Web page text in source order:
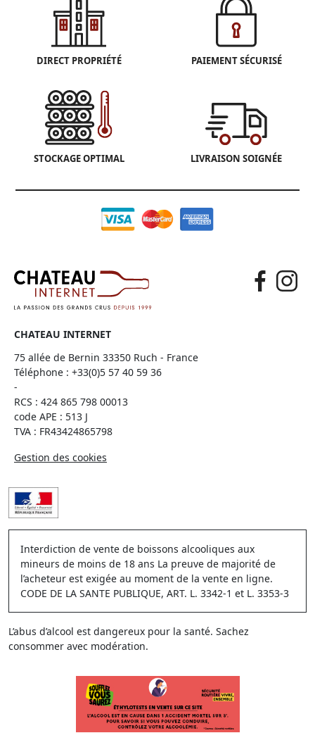
DIRECT PROPRIÉTÉ PAIEMENT SÉCURISÉ
STOCKAGE OPTIMAL LIVRAISON SOIGNÉE
CHATEAU INTERNET
75 allée de Bernin 33350 Ruch - France
Téléphone : +33(0)5 57 40 59 36
-
RCS : 424 865 798 00013
code APE : 513 J
TVA : FR43424865798
Gestion des cookies
Interdiction de vente de boissons alcooliques aux
mineurs de moins de 18 ans La preuve de majorité de
l’acheteur est exigée au moment de la vente en ligne.
CODE DE LA SANTE PUBLIQUE, ART. L. 3342-1 et L. 3353-3
L’abus d’alcool est dangereux pour la santé. Sachez
consommer avec modération.